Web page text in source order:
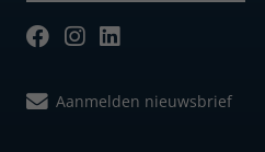
Aanmelden nieuwsbrief